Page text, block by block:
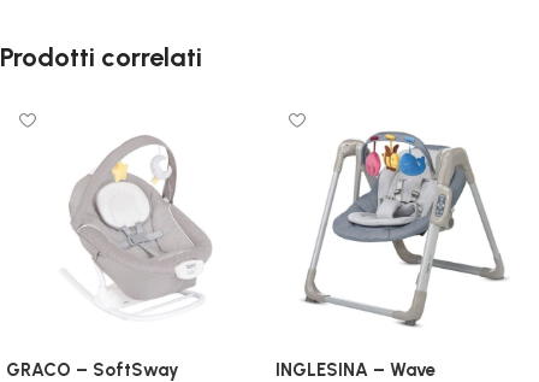
Prodotti correlati
GRACO – SoftSway INGLESINA – Wave